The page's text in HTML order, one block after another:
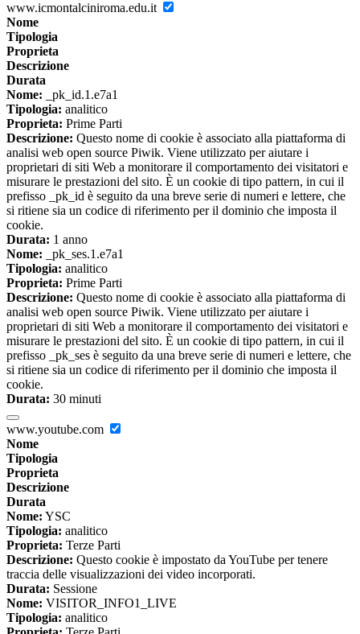
www.icmontalciniroma.edu.it
Nome
Tipologia
Proprieta
Descrizione
Durata
Nome: _pk_id.1.e7a1
Tipologia: analitico
Proprieta: Prime Parti
Descrizione: Questo nome di cookie è associato alla piattaforma di
analisi web open source Piwik. Viene utilizzato per aiutare i
proprietari di siti Web a monitorare il comportamento dei visitatori e
misurare le prestazioni del sito. È un cookie di tipo pattern, in cui il
prefisso _pk_id è seguito da una breve serie di numeri e lettere, che
si ritiene sia un codice di riferimento per il dominio che imposta il
cookie.
Durata: 1 anno
Nome: _pk_ses.1.e7a1
Tipologia: analitico
Proprieta: Prime Parti
Descrizione: Questo nome di cookie è associato alla piattaforma di
analisi web open source Piwik. Viene utilizzato per aiutare i
proprietari di siti Web a monitorare il comportamento dei visitatori e
misurare le prestazioni del sito. È un cookie di tipo pattern, in cui il
prefisso _pk_ses è seguito da una breve serie di numeri e lettere, che
si ritiene sia un codice di riferimento per il dominio che imposta il
cookie.
Durata: 30 minuti
www.youtube.com
Nome
Tipologia
Proprieta
Descrizione
Durata
Nome: YSC
Tipologia: analitico
Proprieta: Terze Parti
Descrizione: Questo cookie è impostato da YouTube per tenere
traccia delle visualizzazioni dei video incorporati.
Durata: Sessione
Nome: VISITOR_INFO1_LIVE
Tipologia: analitico